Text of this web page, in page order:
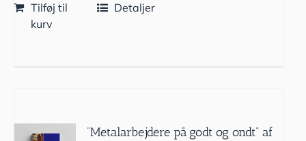
Tilføj til
kurv
Detaljer
”Metalarbejdere på godt og ondt” af